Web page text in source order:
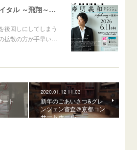
寿明義和ピアノリサイタル ～飛翔～Aufschwung
後回しにしてしまう
拡散の方が手早い…
ート
2020.01.12 11:03
新年のごあいさつ&グレ
ンツェン審査＠京都コン
サートホール